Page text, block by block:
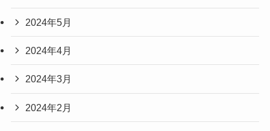
2024年5月
2024年4月
2024年3月
2024年2月